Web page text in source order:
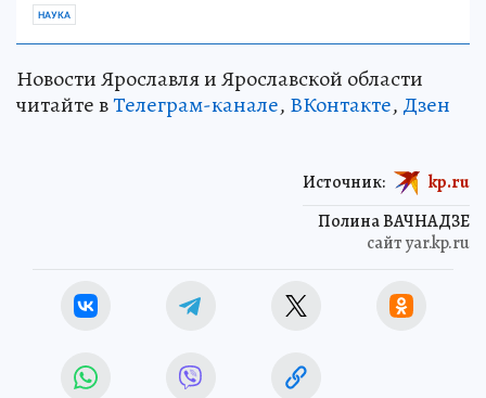
НАУКА
‎Новости Ярославля и Ярославской области
читайте вТелеграм-канале, ВКонтакте, Дзен
Полина ВАЧНАДЗЕ
сайт yar.kp.ru
Источник: kp.ru